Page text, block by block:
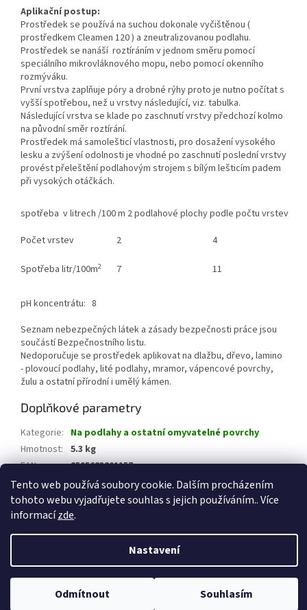
Tento web používá soubory cookie. Dalším procházením
tohoto webu vyjadřujete souhlas s jejich používáním.. Více
informacízde.
Nastavení
Odmítnout Souhlasím
Aplikační postup:
Prostředek se používá na suchou dokonale vyčištěnou (
prostředkem Cleamen 120 ) a zneutralizovanou podlahu.
Prostředek se nanáší roztíráním v jednom směru pomocí
speciálního mikrovláknového mopu, nebo pomocí okenního
rozmýváku.
První vrstva zaplňuje póry a drobné rýhy proto je nutno počítat s
vyšší spotřebou, než u vrstvy následující, viz. tabulka.
Následující vrstva se klade po zaschnutí vrstvy předchozí kolmo
na původní směr roztírání.
Prostředek má samolešticí vlastnosti, pro dosažení vysokého
lesku a zvýšení odolnosti je vhodné po zaschnutí poslední vrstvy
provést přeleštění podlahovým strojem s bílým lešticím padem
při vysokých otáčkách.
spotřeba v litrech /100 m 2 podlahové plochy podle počtu vrstev
Počet vrstev
2 4
Spotřeba litr/100m2 7 11
pH koncentrátu: 8
Seznam nebezpečných látek a zásady bezpečnosti práce jsou
součástí Bezpečnostního listu.
Nedoporučuje se prostředek aplikovat na dlažbu, dřevo, lamino
- plovoucí podlahy, lité podlahy, mramor, vápencové povrchy,
žulu a ostatní přírodní i umělý kámen.
Doplňkové parametry
Kategorie: Na podlahy a ostatní omyvatelné povrchy
Hmotnost: 5.3 kg
EAN: 8595683801157
Vytvořil Shoptet
Copyright 2026CHEMICKÉ PRODUKTY Jeseník. Všechna práva